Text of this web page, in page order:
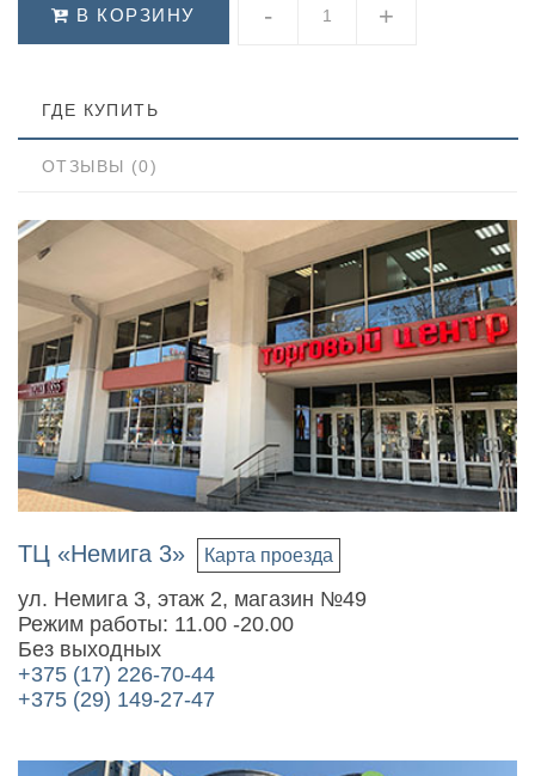
В КОРЗИНУ - +
ГДЕ КУПИТЬ
ОТЗЫВЫ (0)
ТЦ «Немига 3» Карта проезда
ул. Немига 3, этаж 2, магазин №49
Режим работы: 11.00 -20.00
Без выходных
+375 (17) 226-70-44
+375 (29) 149-27-47